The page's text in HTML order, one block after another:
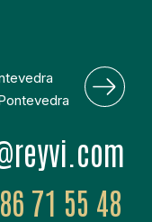
71 55 48